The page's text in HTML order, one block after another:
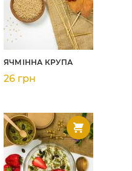
ЯЧМІННА КРУПА
26 грн